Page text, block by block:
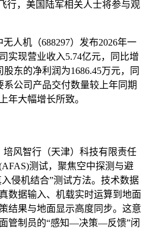
行，美国陆军相关人士将参与观
人机（688297）发布2026年一
实现营业收入5.74亿元，同比增
东的净利润为1686.45万元，同
系公司产品交付数量较上年同期
年大幅增长所致。
风智行（天津）科技有限责任
测试，聚焦空中探测与避
侵机结合”测试方法。技术数据
数据输入、机载实时运算到地面
结果与地面显示高度同步。这意
管制员的“感知—决策—反馈”闭